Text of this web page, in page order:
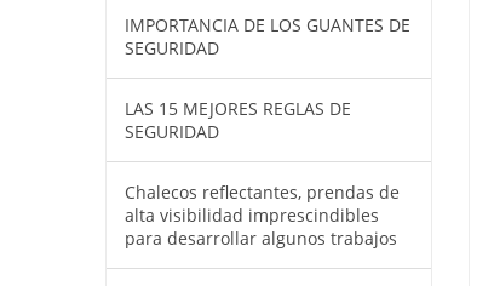
IMPORTANCIA DE LOS GUANTES DE
SEGURIDAD
LAS 15 MEJORES REGLAS DE
SEGURIDAD
Chalecos reflectantes, prendas de
alta visibilidad imprescindibles
para desarrollar algunos trabajos